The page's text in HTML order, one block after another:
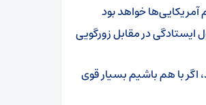
خواهد بود
در مقابل زورگویی
اگر با هم باشیم بسیار قوی